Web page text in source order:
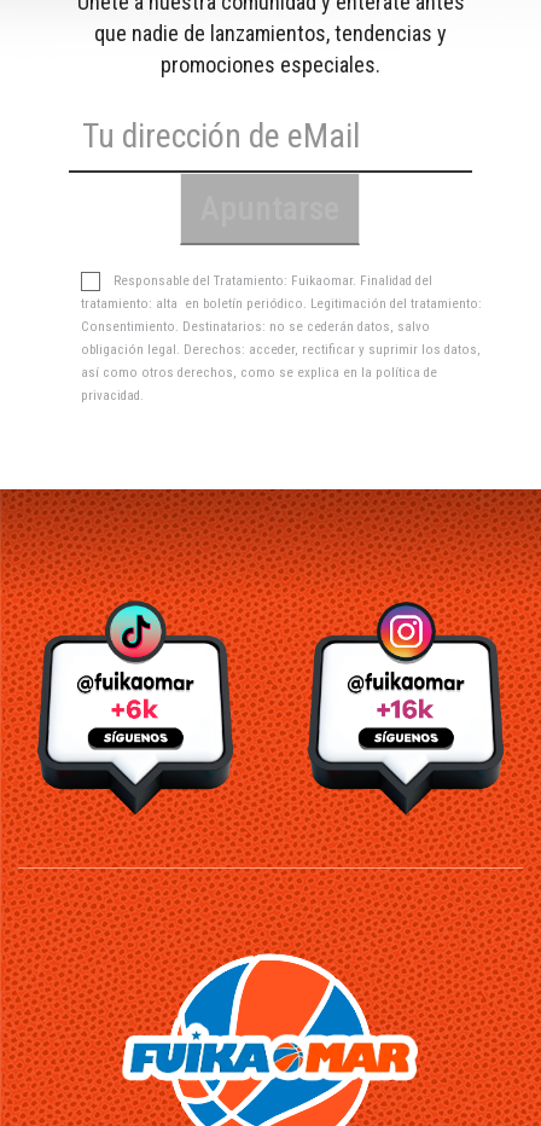
que nadie de lanzamientos, tendencias y
promociones especiales.
Responsable del Tratamiento: Fuikaomar. Finalidad del
tratamiento: alta en boletín periódico. Legitimación del tratamiento:
Consentimiento. Destinatarios: no se cederán datos, salvo
obligación legal. Derechos: acceder, rectificar y suprimir los datos,
así como otros derechos, como se explica en la política de
privacidad .